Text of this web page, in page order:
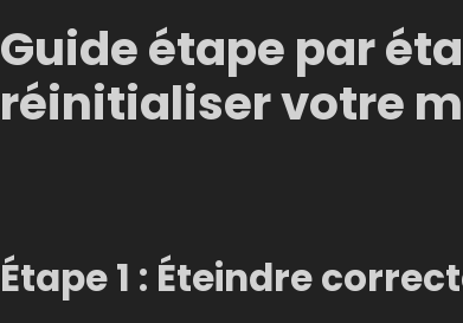
Guide étape par
réinitialiser votre
Étape 1 : Éteindre